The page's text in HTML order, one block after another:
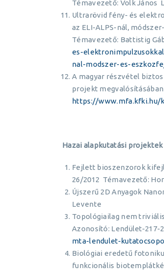
Témavezető: Volk János
Ultrarövid fény- és
az ELI-ALPS-nál,
Témavezető: Battistig
es-
nal-modszer-es-
A magyar részvétel
projekt
https://
Hazai alapkutatási projektek
Fejlett bioszenzorok
26/2012 Témavezető:
Újszerű 2D Anyagok
Levente
Topológiailag nem
Azonosító: Lendület-217-
mta-lendulet-
Biológiai eredetű
funkcionális